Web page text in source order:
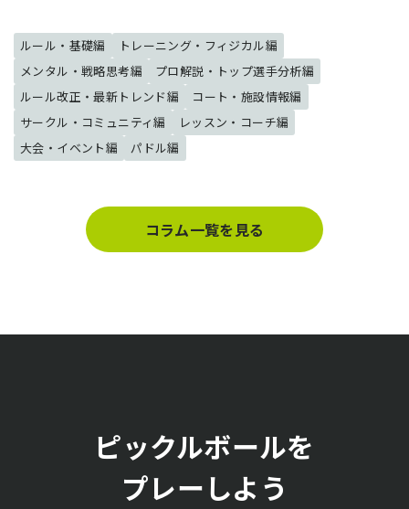
ルール・基礎編
トレーニング・フィジカル編
メンタル・戦略思考編
プロ解説・トップ選手分析編
ルール改正・最新トレンド編
コート・施設情報編
サークル・コミュニティ編
レッスン・コーチ編
大会・イベント編
パドル編
コラム一覧を見る
ピックルボールを
プレーしよう